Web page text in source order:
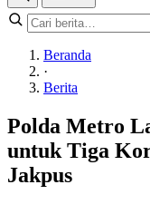
Beranda
·
Berita
Polda Metro
untuk Tiga
Jakpus